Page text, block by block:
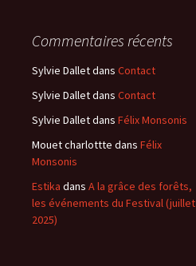
Commentaires récents
Sylvie Dalletdans Contact
Sylvie Dalletdans Contact
Sylvie Dalletdans Félix Monsonis
Mouet charlottte dans Félix
Monsonis
Estika dans A la grâce des forêts,
les événements du Festival (juillet
2025)